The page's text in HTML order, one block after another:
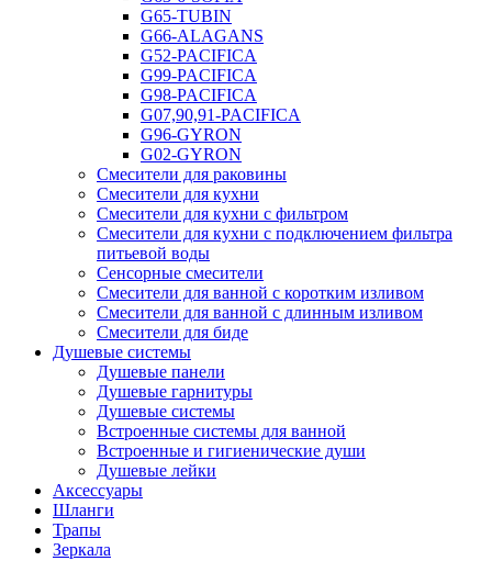
G65-TUBIN
G66-ALAGANS
G52-PACIFICA
G99-PACIFICA
G98-PACIFICA
G07,90,91-PACIFICA
G96-GYRON
G02-GYRON
Смесители для раковины
Смесители для кухни
Смесители для кухни с фильтром
Смесители для кухни с подключением фильтра
питьевой воды
Сенсорные смесители
Смесители для ванной с коротким изливом
Смесители для ванной с длинным изливом
Смесители для биде
Душевые системы
Душевые панели
Душевые гарнитуры
Душевые системы
Встроенные системы для ванной
Встроенные и гигиенические души
Душевые лейки
Аксессуары
Шланги
Трапы
Зеркала